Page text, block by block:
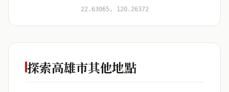
資料僅用於即時分析，不會儲存於伺服器
22.63065, 120.26372
探索高雄市其他地點